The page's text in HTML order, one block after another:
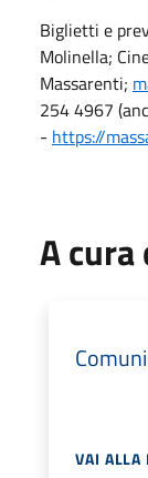
Biglietti e
Molinella;
Massarenti;
254 4967
- https://
A cura
VAI ALLA